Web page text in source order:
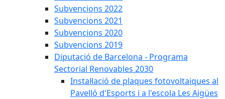
Subvencions 2022
Subvencions 2021
Subvencions 2020
Subvencions 2019
Diputació de Barcelona - Programa
Sectorial Renovables 2030
Instal·lació de plaques fotovoltaiques al
Pavelló d'Esports i a l'escola Les Aigües